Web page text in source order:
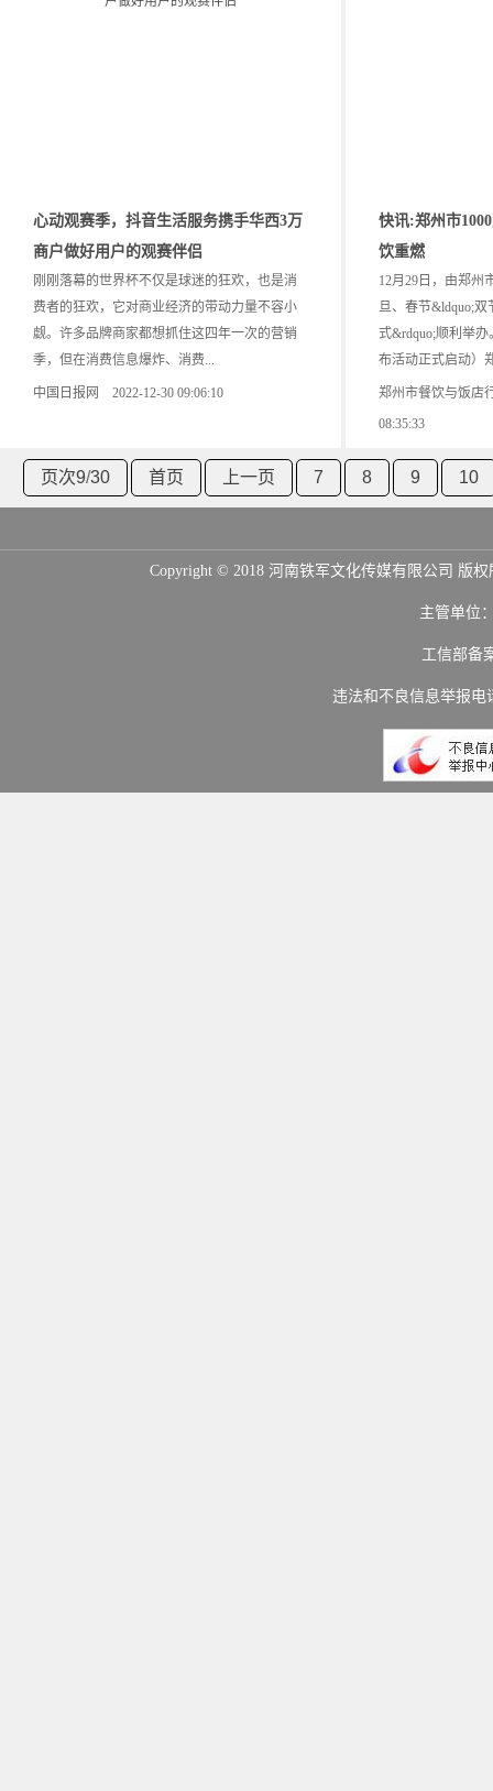
心动观赛季，抖音生活服务携手华西3万
商户做好用户的观赛伴侣
刚刚落幕的世界杯不仅是球迷的狂欢，也是消
费者的狂欢，它对商业经济的带动力量不容小
觑。许多品牌商家都想抓住这四年一次的营销
季，但在消费信息爆炸、消费...
中国日报网 2022-12-30 09:06:10
快讯:郑州市
饮重燃
12月29日，由郑州
旦、春节&ldquo;双
式&rdquo;顺利举
布活动正式启动）
郑州市餐饮与饭店
08:35:33
页次9/30 首页 上一页 7 8 9 10
Copyright © 2018 河南铁军文化传媒有限公司 版
主管单位
工信部备
违法和不良信息举报